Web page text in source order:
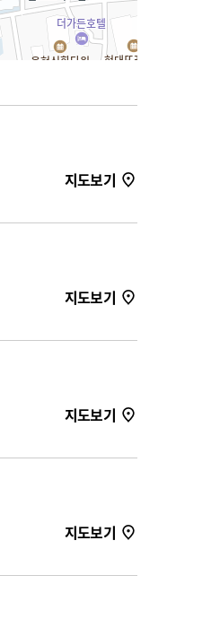
지도보기
지도보기
지도보기
지도보기